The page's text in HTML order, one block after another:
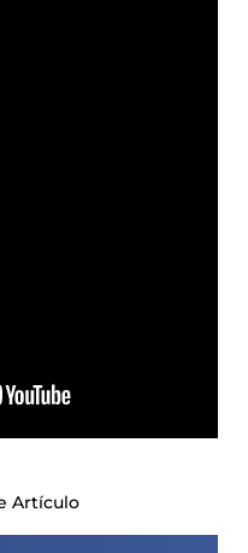
Artículo